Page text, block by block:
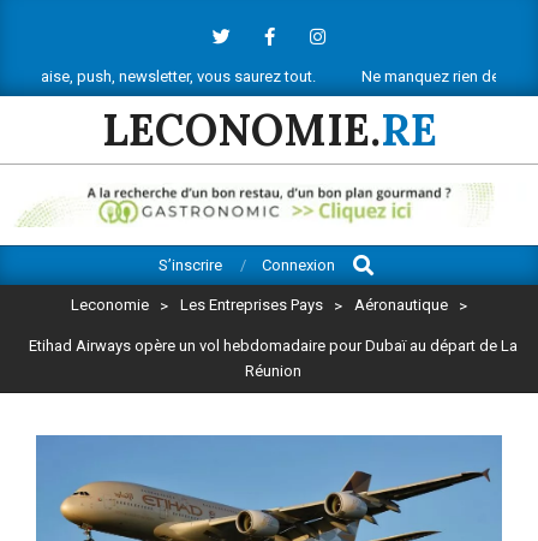
contentnewsletter, vous saurez tout. Ne manquez rien de l’actu
LECONOMIE.RE
Navigation
S’inscrire Connexion
Search
Leconomie > Les Entreprises Pays > Aéronautique >
Etihad Airways opère un vol hebdomadaire pour Dubaï au départ de La
Réunion